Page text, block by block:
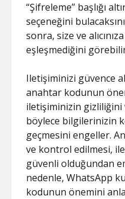
“Şifreleme” başlığı
seçeneğini
sonra, size ve
eşleşmediğini
Iletişiminizi güvence
anahtar kodunun
iletişiminizin gizliliğini
böylece bilgilerinizin
geçmesini engeller.
ve kontrol edilmesi,
güvenli olduğundan
nedenle, WhatsApp
kodunun önemini